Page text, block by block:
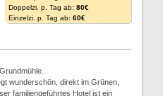
Doppelzi. p. Tag ab: 80€
Einzelzi. p. Tag ab: 60€
wunderschön, direkt im Grünen,
familiengeführtes Hotel ist ein